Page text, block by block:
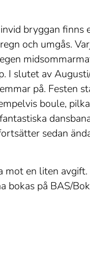
bryggan finns
och umgås.
I slutet av
på. Festen
boule,
sedan
mot en liten
bokas på BAS/